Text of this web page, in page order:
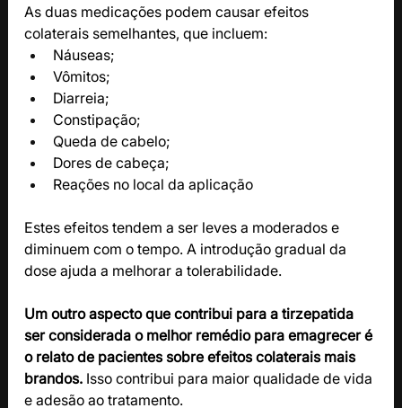
As duas medicações podem causar efeitos
colaterais semelhantes, que incluem:
Náuseas;
Vômitos;
Diarreia;
Constipação;
Queda de cabelo;
Dores de cabeça;
Reações no local da aplicação
Estes efeitos tendem a ser leves a moderados e
diminuem com o tempo. A introdução gradual da
dose ajuda a melhorar a tolerabilidade.
Um outro aspecto que contribui para a tirzepatida
ser considerada o melhor remédio para emagrecer é
o relato de pacientes sobre efeitos colaterais mais
brandos. Isso contribui para maior qualidade de vida
e adesão ao tratamento.